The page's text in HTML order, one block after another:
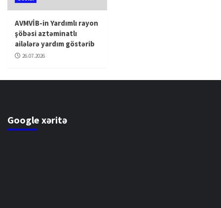
AVMVİB-in Yardımlı rayon
şöbəsi aztəminatlı
ailələrə yardım göstərib
26.07.2026
Google xəritə